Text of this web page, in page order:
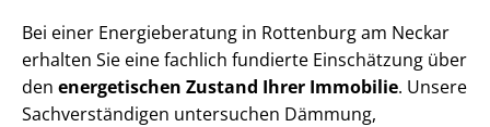
Bei einer Energieberatung in Rottenburg am Neckar
erhalten Sie eine fachlich fundierte Einschätzung über
den energetischen Zustand Ihrer Immobilie. Unsere
Sach­ver­stän­di­gen untersuchen Dämmung,